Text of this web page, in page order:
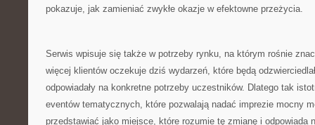
pokazuje, jak zamieniać zwykłe okazje w efektowne przeżycia.
Serwis wpisuje się także w potrzeby rynku, na którym rośnie
więcej klientów oczekuje dziś wydarzeń, które będą
odpowiadały na konkretne potrzeby uczestników. Dlatego tak
eventów tematycznych, które pozwalają nadać imprezie mocny
przedstawiać jako miejsce, które rozumie tę zmianę i odpowiada